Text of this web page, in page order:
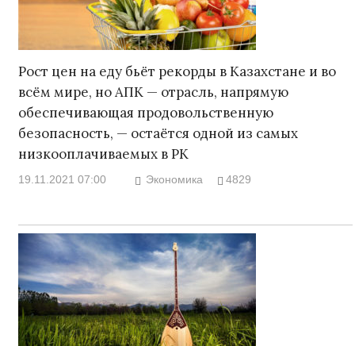
Рост цен на еду бьёт рекорды в Казахстане и во
всём мире, но АПК — отрасль, напрямую
обеспечивающая продовольственную
безопасность, — остаётся одной из самых
низкооплачиваемых в РК
19.11.2021 07:00 Экономика 4829